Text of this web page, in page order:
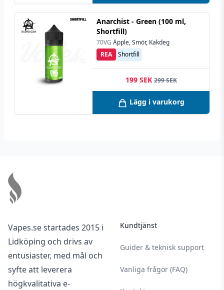
Anarchist - Green (100 ml,
Shortfill)
70VG Äpple, Smör, Kakdeg
Shortfill
REA
199 SEK 299 SEK
Lägg i varukorg
Vapes.se startades 2015 i
Lidköping och drivs av
entusiaster, med mål och
syfte att leverera
högkvalitativa e-
Kundtjänst
Guider & teknisk support
Vanliga frågor (FAQ)